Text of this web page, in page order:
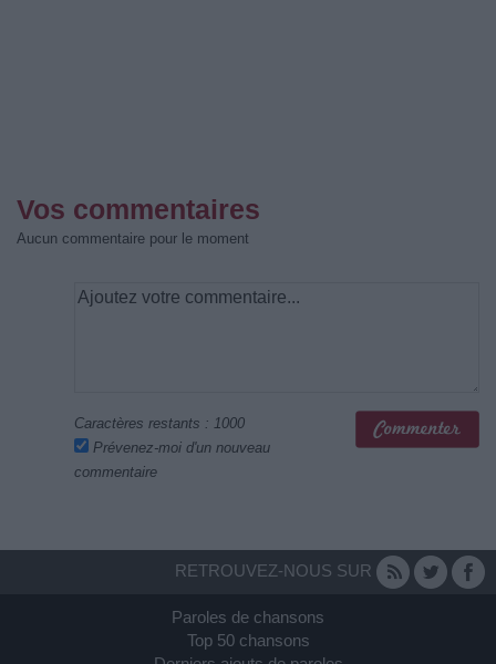
Vos commentaires
Aucun commentaire pour le moment
Caractères restants : 1000
Prévenez-moi d'un nouveau
commentaire
RETROUVEZ-NOUS SUR
Paroles de chansons
Top 50 chansons